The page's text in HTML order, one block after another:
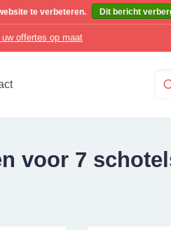
offertes op maat
voor 7
te verbeteren. Dit bericht